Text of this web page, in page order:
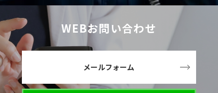
WEBお問い合わせ
メールフォーム